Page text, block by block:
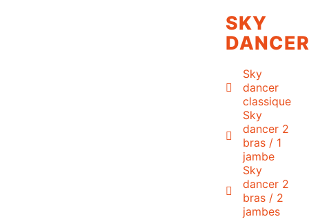
SKY
Sky
dancer
classique
Sky
dancer 2
bras / 1
jambe
Sky
dancer 2
bras / 2
jambes